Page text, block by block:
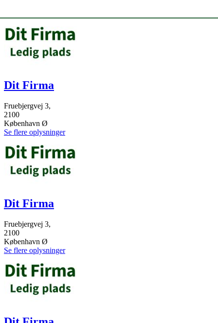
Dit Firma
Fruebjergvej 3,
2100
København Ø
Se flere oplysninger
Dit Firma
Fruebjergvej 3,
2100
København Ø
Se flere oplysninger